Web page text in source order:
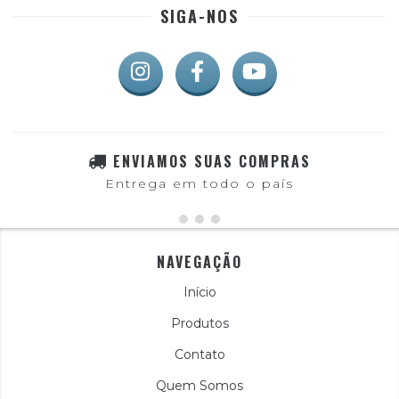
SIGA-NOS
ENVIAMOS SUAS COMPRAS
Entrega em todo o país
NAVEGAÇÃO
Início
Produtos
Contato
Quem Somos